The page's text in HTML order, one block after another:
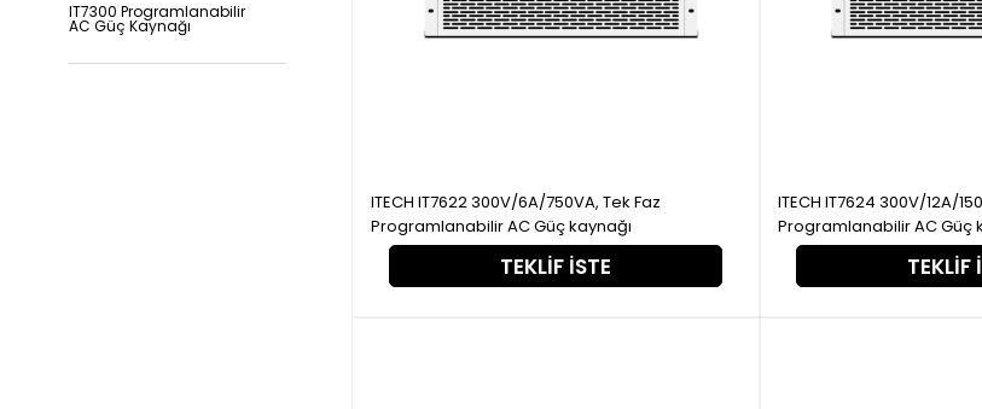
IT7300 Programlanabilir
AC Güç Kaynağı
TEKLIF İSTE
ITECH IT7622 300V/6A/750VA, Tek Faz
Programlanabilir AC Güç kaynağı
TEKLIF
ITECH IT7624 300V/12A/1500VA,Tek Faz
Programlanabilir AC Güç